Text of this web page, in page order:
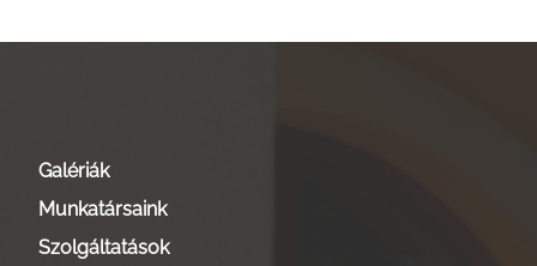
Galériák
Munkatársaink
Szolgáltatások